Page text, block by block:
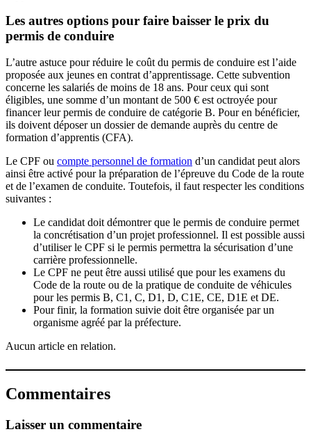
Les autres options pour faire baisser le prix du
permis de conduire
L’autre astuce pour réduire le coût du permis de conduire est l’aide
proposée aux jeunes en contrat d’apprentissage. Cette subvention
concerne les salariés de moins de 18 ans. Pour ceux qui sont
éligibles, une somme d’un montant de 500 € est octroyée pour
financer leur permis de conduire de catégorie B. Pour en bénéficier,
ils doivent déposer un dossier de demande auprès du centre de
formation d’apprentis (CFA).
Le CPF ou compte personnel de formation d’un candidat peut alors
ainsi être activé pour la préparation de l’épreuve du Code de la route
et de l’examen de conduite. Toutefois, il faut respecter les conditions
suivantes :
Le candidat doit démontrer que le permis de conduire permet
la concrétisation d’un projet professionnel. Il est possible aussi
d’utiliser le CPF si le permis permettra la sécurisation d’une
carrière professionnelle.
Le CPF ne peut être aussi utilisé que pour les examens du
Code de la route ou de la pratique de conduite de véhicules
pour les permis B, C1, C, D1, D, C1E, CE, D1E et DE.
Pour finir, la formation suivie doit être organisée par un
organisme agréé par la préfecture.
Aucun article en relation.
Commentaires
Laisser un commentaire